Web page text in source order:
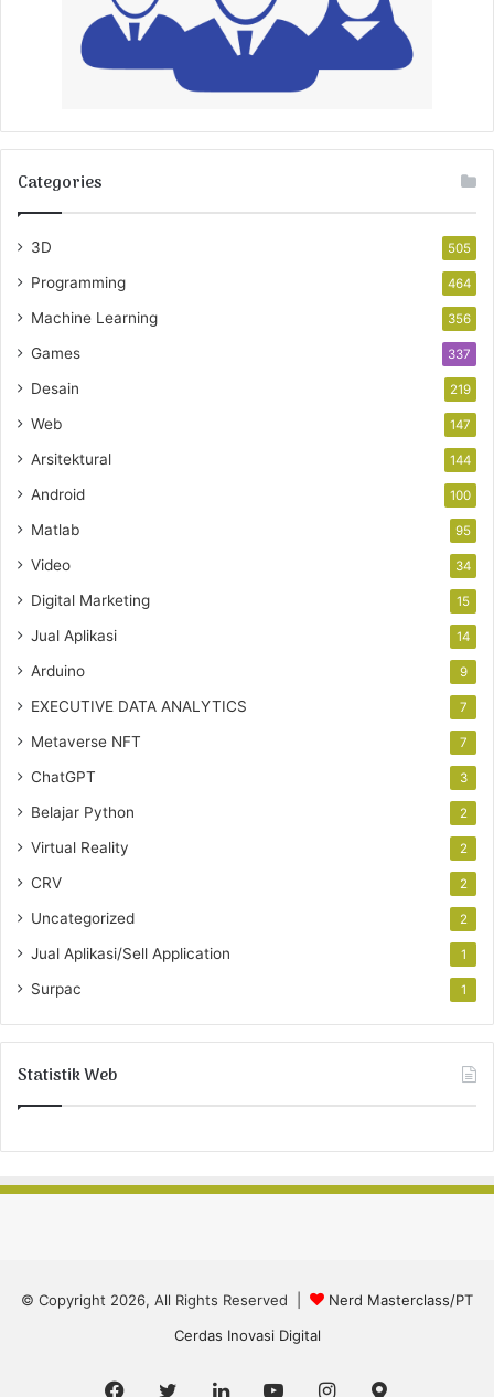
Categories
3D 505
Programming 464
Machine Learning 356
Games 337
Desain 219
Web 147
Arsitektural 144
Android 100
Matlab 95
Video 34
Digital Marketing 15
Jual Aplikasi 14
Arduino 9
EXECUTIVE DATA ANALYTICS 7
Metaverse NFT 7
ChatGPT 3
Belajar Python 2
Virtual Reality 2
CRV 2
Uncategorized 2
Jual Aplikasi/Sell Application 1
Surpac 1
Statistik Web
© Copyright 2026, All Rights Reserved |
Nerd Masterclass/PT
Cerdas Inovasi Digital
Facebook
TwitterLinkedInYouTubeInstagram